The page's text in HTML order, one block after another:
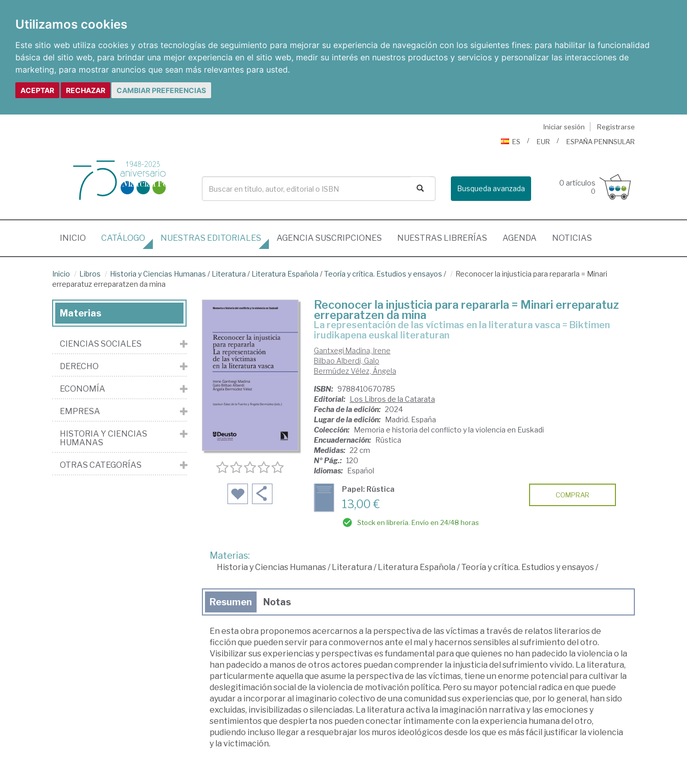
Utilizamos cookies
Este sitio web utiliza cookies y otras tecnologías de seguimiento para mejorar su experiencia de navegación con los siguientes fines: para habilitar la funcionalidad
básica del sitio web, para brindar una mejor experiencia en el sitio web, medir su interés en nuestros productos y servicios y personalizar las interacciones de
marketing, para mostrar anuncios que sean más relevantes para usted.
ACEPTAR RECHAZAR CAMBIAR PREFERENCIAS
Iniciar sesión
Registrarse
ES
EUR ESPAÑA PENINSULAR
Busqueda avanzada
0 artículos
0
INICIO (CURRENT)
CATÁLOGO NUESTRAS EDITORIALES AGENCIA SUSCRIPCIONES NUESTRAS LIBRERÍAS AGENDA NOTICIAS
Inicio Libros Historia y Ciencias Humanas / Literatura / Literatura Española /Teoría y crítica. Estudios y ensayos /
Reconocer la injusticia para repararla = Minari
erreparatuz erreparatzen da mina
Reconocer la injusticia para repararla = Minari erreparatuz
erreparatzen da mina
La representación de las víctimas en la literatura vasca = Biktimen
irudikapena euskal literaturan
Gantxegi Madina, Irene
Bilbao Alberdi, Galo
Bermúdez Vélez, Ángela
ISBN: 9788410670785
Editorial: Los Libros de la Catarata
Fecha de la edición: 2024
Lugar de la edición: Madrid. España
Colección: Memoria e historia del conflicto y la violencia en Euskadi
Encuadernación: Rústica
Medidas: 22 cm
Nº Pág.: 120
Idiomas: Español
Papel: Rústica
13,00 €
Stock en librería. Envío en 24/48 horas
COMPRAR
Materias:
Historia y Ciencias Humanas/Literatura /Literatura Española /Teoría y crítica. Estudios y ensayos/
Resumen Notas
En esta obra proponemos acercarnos a la perspectiva de las víctimas a través de relatos literarios de
ficción que pueden servir para conmovernos ante el mal y hacernos sensibles al sufrimiento del otro.
Visibilizar sus experiencias y perspectivas es fundamental para que quienes no han padecido la violencia o la
han padecido a manos de otros actores puedan comprender la injusticia del sufrimiento vivido. La literatura,
particularmente aquella que asume la perspectiva de las víctimas, tiene un enorme potencial para cultivar la
deslegitimación social de la violencia de motivación política. Pero su mayor potencial radica en que puede
ayudar a incorporar al imaginario colectivo de una comunidad sus experiencias que, por lo general, han sido
excluidas, invisibilizadas o silenciadas. La literatura activa la imaginación narrativa y las emociones y
sentimientos que despierta nos pueden conectar íntimamente con la experiencia humana del otro,
pudiendo incluso llegar a resquebrajar los muros ideológicos desde los que es más fácil justificar la violencia
y la victimación.
Materias
CIENCIAS SOCIALES
DERECHO
ECONOMÍA
EMPRESA
HISTORIA Y CIENCIAS
HUMANAS
OTRAS CATEGORÍAS